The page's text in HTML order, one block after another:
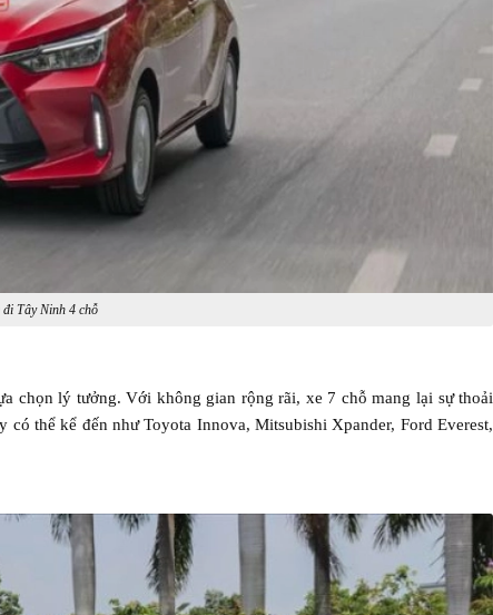
Tây Ninh 4 chỗ
chọn lý tưởng. Với không gian rộng rãi, xe 7 chỗ mang lại sự thoải
thể kể đến như Toyota Innova, Mitsubishi Xpander, Ford Everest,